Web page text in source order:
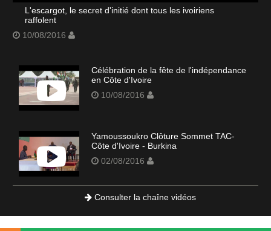
L'escargot, le secret d'initié dont tous les ivoiriens
raffolent
10/08/2016
Célébration de la fête de l'indépendance
en Côte d'Ivoire
10/08/2016
Yamoussoukro Clôture Sommet TAC-
Côte d'Ivoire - Burkina
02/08/2016
Consulter la chaîne vidéos